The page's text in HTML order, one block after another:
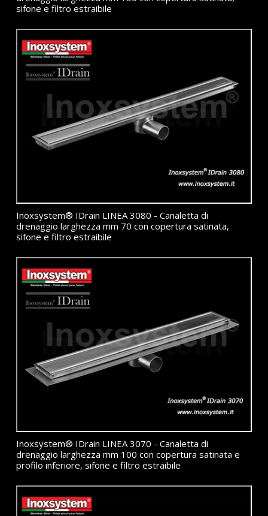
sifone e filtro estraibile
Inoxsystem® IDrain LINEA 3080 - Canaletta di
drenaggio larghezza mm 70 con copertura satinata,
sifone e filtro estraibile
Inoxsystem® IDrain LINEA 3070 - Canaletta di
drenaggio larghezza mm 100 con copertura satinata e
profilo inferiore, sifone e filtro estraibile